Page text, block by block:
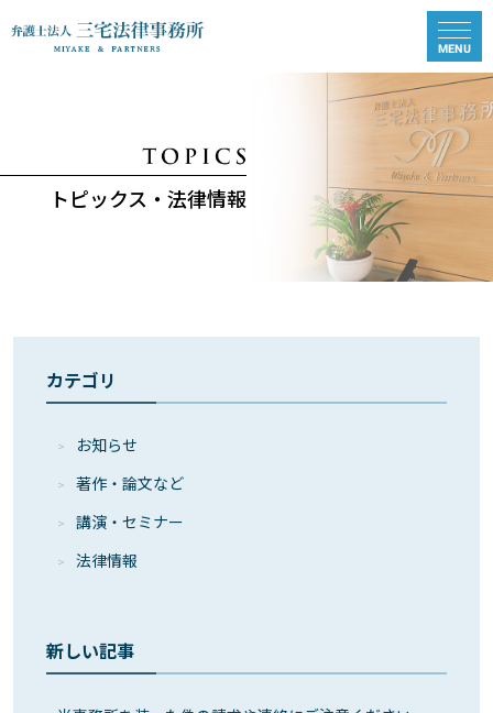
トピックス・法律情報
カテゴリ
お知らせ
著作・論⽂など
講演・セミナー
法律情報
新しい記事